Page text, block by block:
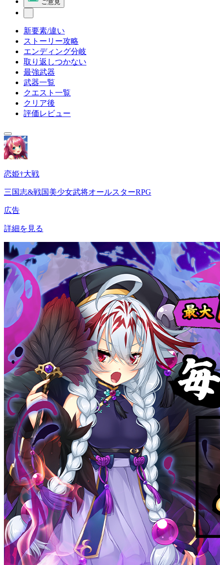
ご意見
新要素/違い
ストーリー攻略
エンディング分岐
取り返しつかない
最強武器
武器一覧
クエスト一覧
クリア後
評価レビュー
恋姫†大戦
三国志&戦国美少女武将オールスターRPG
広告
詳細を見る